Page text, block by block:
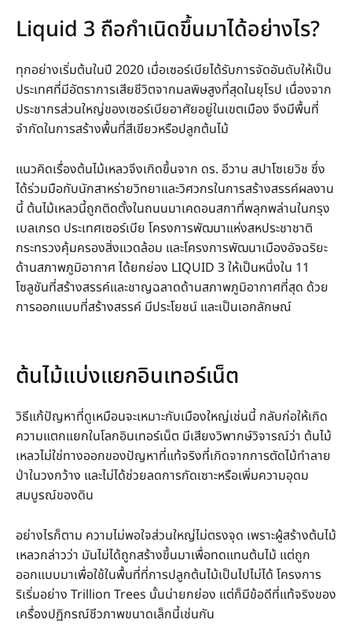
Liquid 3 ถือกำเนิดขึ้นมาได้อย่างไร?
ทุกอย่างเริ่มต้นในปี 2020 เมื่อเซอร์เบียได้รับการจัดอันดับให้เป็น
ประเทศที่มีอัตราการเสียชีวิตจากมลพิษสูงที่สุดในยุโรป เนื่องจาก
ประชากรส่วนใหญ่ของเซอร์เบียอาศัยอยู่ในเขตเมือง จึงมีพื้นที่
จำกัดในการสร้างพื้นที่สีเขียวหรือปลูกต้นไม้
แนวคิดเรื่องต้นไม้เหลวจึงเกิดขึ้นจาก ดร. อีวาน สปาโซเยวิช ซึ่ง
ได้ร่วมมือกับนักสาหร่ายวิทยาและวิศวกรในการสร้างสรรค์ผลงาน
นี้ ต้นไม้เหลวนี้ถูกติดตั้งในถนนมาเคดอนสกาที่พลุกพล่านในกรุง
เบลเกรด ประเทศเซอร์เบีย โครงการพัฒนาแห่งสหประชาชาติ
กระทรวงคุ้มครองสิ่งแวดล้อม และโครงการพัฒนาเมืองอัจฉริยะ
ด้านสภาพภูมิอากาศ ได้ยกย่อง LIQUID 3 ให้เป็นหนึ่งใน 11
โซลูชันที่สร้างสรรค์และชาญฉลาดด้านสภาพภูมิอากาศที่สุด ด้วย
การออกแบบที่สร้างสรรค์ มีประโยชน์ และเป็นเอกลักษณ์
ต้นไม้แบ่งแยกอินเทอร์เน็ต
วิธีแก้ปัญหาที่ดูเหมือนจะเหมาะกับเมืองใหญ่เช่นนี้ กลับก่อให้เกิด
ความแตกแยกในโลกอินเทอร์เน็ต มีเสียงวิพากษ์วิจารณ์ว่า ต้นไม้
เหลวไม่ใช่ทางออกของปัญหาที่แท้จริงที่เกิดจากการตัดไม้ทำลาย
ป่าในวงกว้าง และไม่ได้ช่วยลดการกัดเซาะหรือเพิ่มความอุดม
สมบูรณ์ของดิน
อย่างไรก็ตาม ความไม่พอใจส่วนใหญ่ไม่ตรงจุด เพราะผู้สร้างต้นไม้
เหลวกล่าวว่า มันไม่ได้ถูกสร้างขึ้นมาเพื่อทดแทนต้นไม้ แต่ถูก
ออกแบบมาเพื่อใช้ในพื้นที่ที่การปลูกต้นไม้เป็นไปไม่ได้ โครงการ
ริเริ่มอย่าง Trillion Trees นั้นน่ายกย่อง แต่ก็มีข้อดีที่แท้จริงของ
เครื่องปฏิกรณ์ชีวภาพขนาดเล็กนี้เช่นกัน